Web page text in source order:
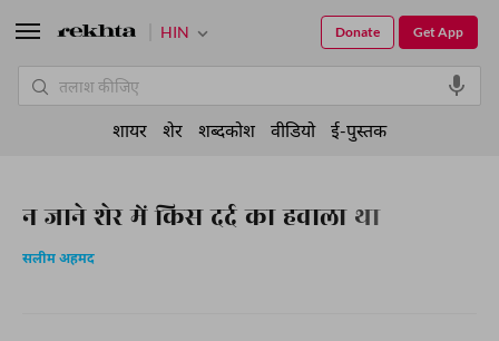
न जाने शेर में किस दर्द का हवाला था
सलीम अहमद
HIN Get App
Donate
शायर शेर शब्दकोश वीडियो ई-पुस्तक